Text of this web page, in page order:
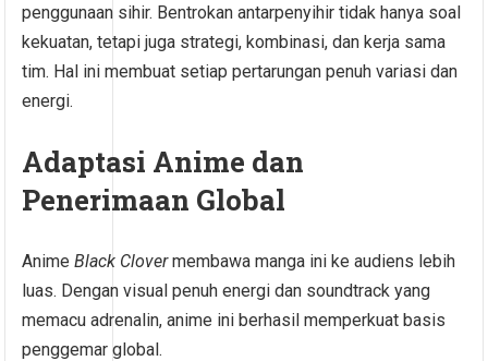
penggunaan sihir. Bentrokan antarpenyihir tidak hanya soal
kekuatan, tetapi juga strategi, kombinasi, dan kerja sama
tim. Hal ini membuat setiap pertarungan penuh variasi dan
energi.
Adaptasi Anime dan
Penerimaan Global
AnimeBlack Clovermembawa manga ini ke audiens lebih
luas. Dengan visual penuh energi dan soundtrack yang
memacu adrenalin, anime ini berhasil memperkuat basis
penggemar global.